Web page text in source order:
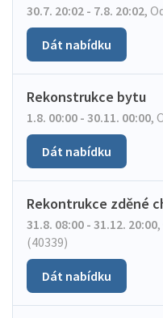
30.7. 20:02 - 7.8. 20:02,
Dát nabídku
Rekonstrukce bytu
1.8. 00:00 - 30.11. 00:00,
Dát nabídku
Rekontrukce zděné
31.8. 08:00 - 31.12. 20:00,
(40339)
Dát nabídku